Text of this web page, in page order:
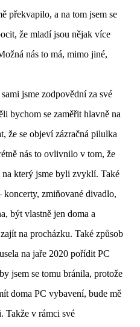
překvapilo, a na tom jsem se
že mladí jsou nějak více
nás to má, mimo jiné,
jsme zodpovědní za své
bychom se zaměřit hlavně na
že se objeví zázračná pilulka
nás to ovlivnilo v tom, že
na který jsme byli zvyklí. Také
zmiňované divadlo,
být vlastně jen doma a
na procházku. Také způsob
na jaře 2020 pořídit PC
jsem se tomu bránila, protože
doma PC vybavení, bude mě
Takže v rámci své